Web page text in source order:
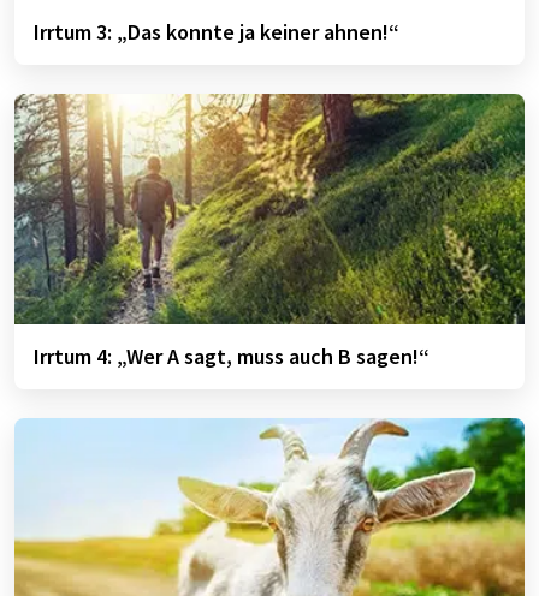
Irrtum 3: „Das konnte ja keiner ahnen!“
Irrtum 4: „Wer A sagt, muss auch B sagen!“